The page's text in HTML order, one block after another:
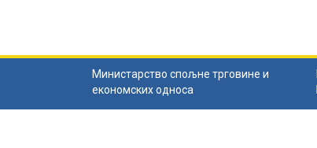
Министарство спољне трговине и
економских односа